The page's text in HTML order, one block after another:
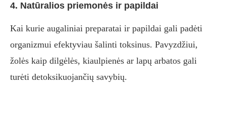
4. Natūralios priemonės ir papildai
Kai kurie augaliniai preparatai ir papildai gali padėti
organizmui efektyviau šalinti toksinus. Pavyzdžiui,
žolės kaip dilgėlės, kiaulpienės ar lapų arbatos gali
turėti detoksikuojančių savybių.